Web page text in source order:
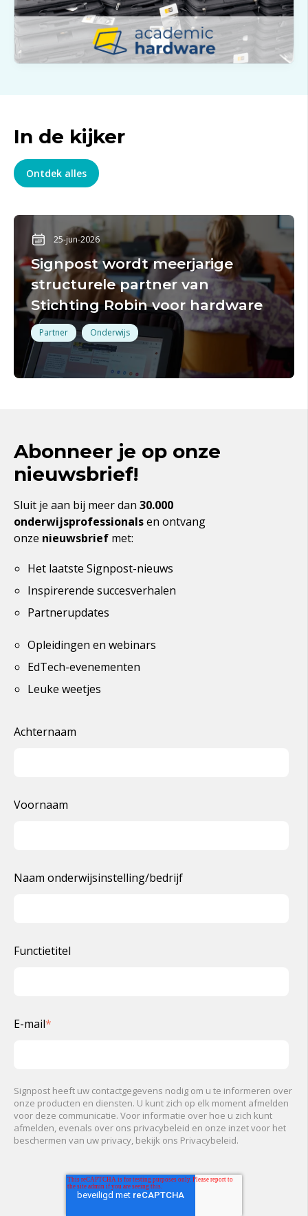
In de kijker
Ontdek alles
25-jun-2026
Signpost wordt meerjarige
structurele partner van
Stichting Robin voor hardware
Partner Onderwijs
Abonneer je op onze
nieuwsbrief!
Sluit je aan bij meer dan 30.000
onderwijsprofessionalsen ontvang
onze nieuwsbrief met:
Het laatste Signpost-nieuws
Inspirerende succesverhalen
Partnerupdates
Opleidingen en webinars
EdTech-evenementen
Leuke weetjes
Achternaam
Voornaam
Naam onderwijsinstelling/bedrijf
Functietitel
E-mail*
Signpost heeft uw contactgegevens nodig om u te informeren over
onze producten en diensten. U kunt zich op elk moment afmelden
voor deze communicatie. Voor informatie over hoe u zich kunt
afmelden, evenals over ons privacybeleid en onze inzet voor het
beschermen van uw privacy, bekijk ons Privacybeleid.